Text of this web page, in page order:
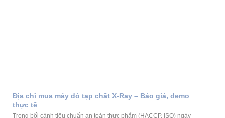
Địa chỉ mua máy dò tạp chất X-Ray – Báo giá, demo
thực tế
Trong bối cảnh tiêu chuẩn an toàn thực phẩm (HACCP, ISO) ngày